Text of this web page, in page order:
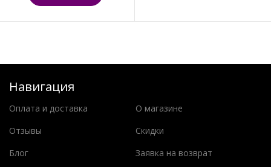
Навигация
Оплата и доставка
О магазине
Отзывы
Скидки
Блог
Заявка на возврат